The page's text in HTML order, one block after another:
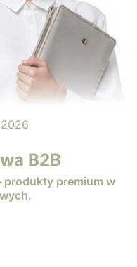
B2B
produkty premium w